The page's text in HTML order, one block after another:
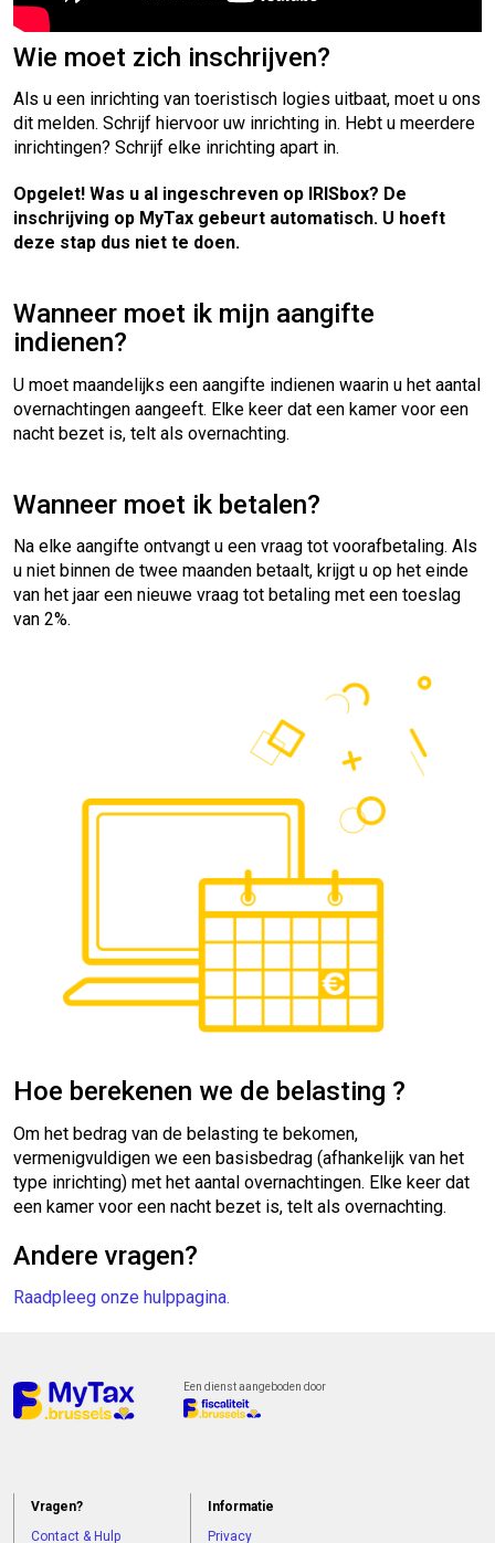
Wie moet zich inschrijven?
Als u een inrichting van toeristisch logies uitbaat, moet u ons
dit melden. Schrijf hiervoor uw inrichting in. Hebt u meerdere
inrichtingen? Schrijf elke inrichting apart in.
Opgelet! Was u al ingeschreven op IRISbox? De
inschrijving op MyTax gebeurt automatisch. U hoeft
deze stap dus niet te doen.
Wanneer moet ik mijn aangifte
indienen?
U moet maandelijks een aangifte indienen waarin u het aantal
overnachtingen aangeeft. Elke keer dat een kamer voor een
nacht bezet is, telt als overnachting.
Wanneer moet ik betalen?
Na elke aangifte ontvangt u een vraag tot voorafbetaling. Als
u niet binnen de twee maanden betaalt, krijgt u op het einde
van het jaar een nieuwe vraag tot betaling met een toeslag
van 2%.
Hoe berekenen we de belasting ?
Om het bedrag van de belasting te bekomen,
vermenigvuldigen we een basisbedrag (afhankelijk van het
type inrichting) met het aantal overnachtingen. Elke keer dat
een kamer voor een nacht bezet is, telt als overnachting.
Andere vragen?
Raadpleeg onze hulppagina.
Een dienst aangeboden door
Vragen?
Contact & Hulp
Informatie
Privacy